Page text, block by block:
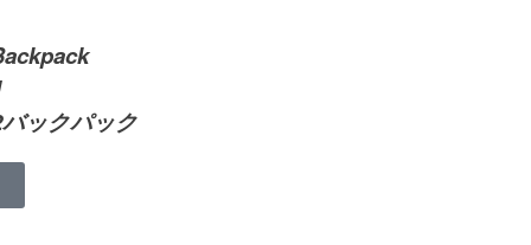
ックパック